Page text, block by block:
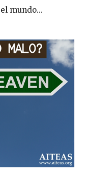
mundo...